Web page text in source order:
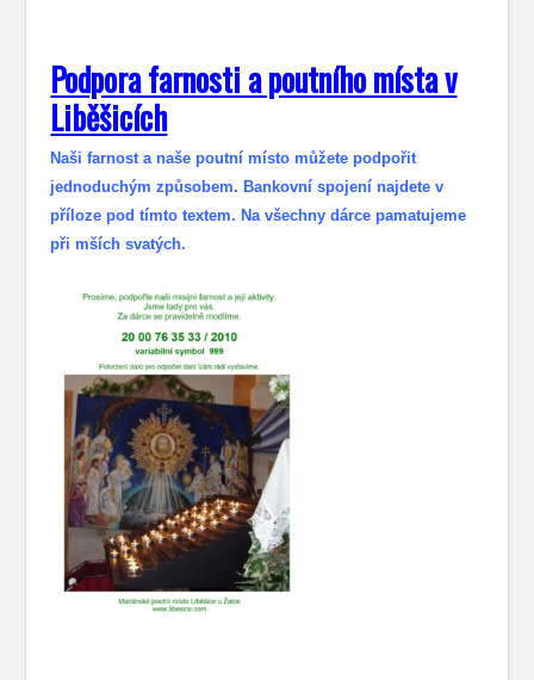
Podpora farnosti a poutního místa v
Liběšicích
Naši farnost a naše poutní místo můžete podpořit
jednoduchým způsobem. Bankovní spojení najdete v
příloze pod tímto textem. Na všechny dárce pamatujeme
při mších svatých.